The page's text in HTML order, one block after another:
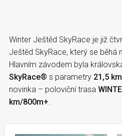
Winter Ještěd SkyRace je již
Ještěd SkyRace, který se běhá
Hlavním závodem byla
SkyRace® s parametry 21,5
novinka – poloviční trasa
km/800m+